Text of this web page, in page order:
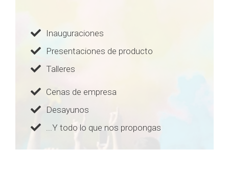
Inauguraciones
Presentaciones de producto
Talleres
Cenas de empresa
Desayunos
...Y todo lo que nos propongas